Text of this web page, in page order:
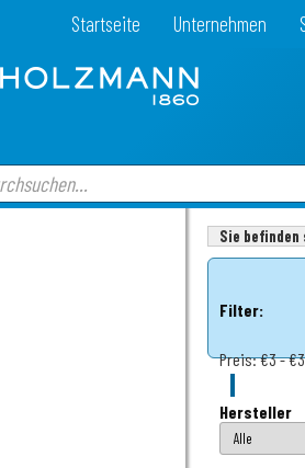
Startseite Unternehmen
Sie
Filter:
Preis:€3 -
Hersteller